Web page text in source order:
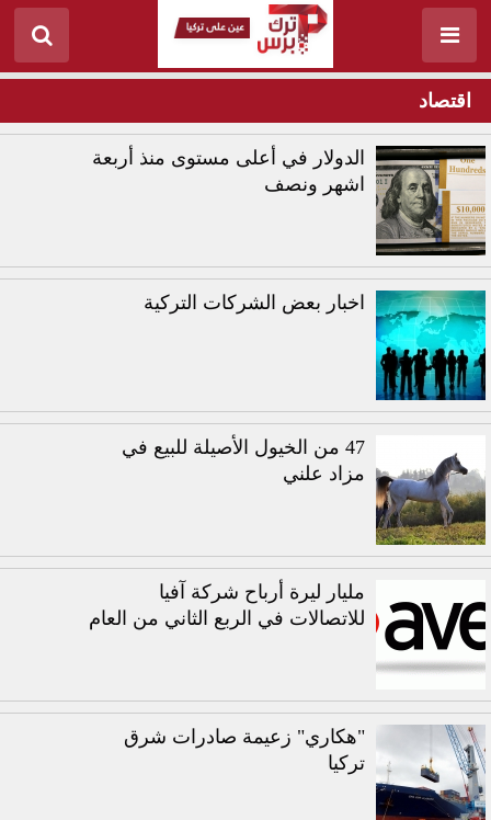
اقتصاد
الدولار في أعلى مستوى منذ أربعة
اشهر ونصف
اخبار بعض الشركات التركية
47 من الخيول الأصيلة للبيع في
مزاد علني
مليار ليرة أرباح شركة آفيا
للاتصالات في الربع الثاني من العام
"هكاري" زعيمة صادرات شرق
تركيا